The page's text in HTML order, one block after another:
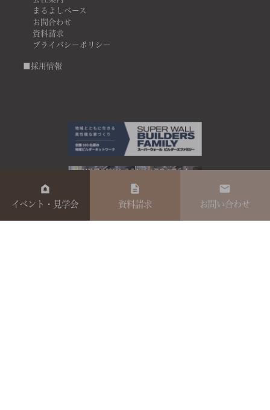
まるよしベース
お問合わせ
資料請求
プライバシーポリシー
■採用情報
イベント・見学会 資料請求 お問い合わせ